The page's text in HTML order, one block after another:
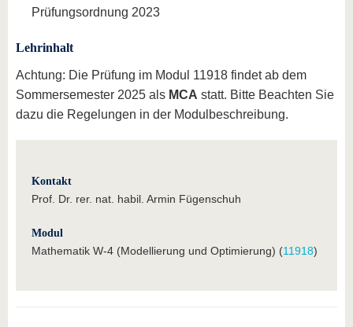
Prüfungsordnung 2023
Lehrinhalt
Achtung: Die Prüfung im Modul 11918 findet ab dem
Sommersemester 2025 als MCA statt. Bitte Beachten Sie
dazu die Regelungen in der Modulbeschreibung.
Kontakt
Prof. Dr. rer. nat. habil. Armin Fügenschuh
Modul
Mathematik W-4 (Modellierung und Optimierung) (11918)